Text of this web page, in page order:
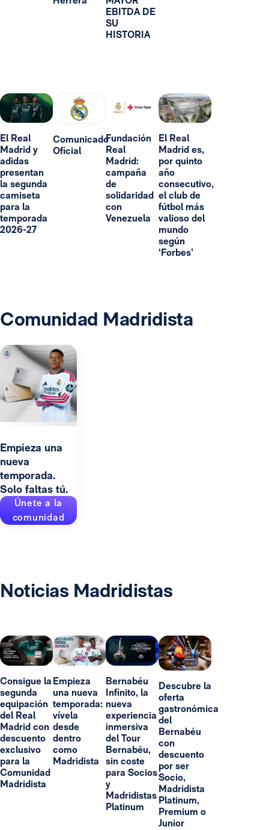
EBITDA DE
SU
HISTORIA
El Real
Madrid y
adidas
presentan
la segunda
camiseta
para la
temporada
2026-27
Comunicado
Oficial
Fundación
Real
Madrid:
campaña
de
solidaridad
con
Venezuela
El Real
Madrid es,
por quinto
año
consecutivo,
el club de
fútbol más
valioso del
mundo
según
‘Forbes’
Comunidad Madridista
Empieza una
nueva
temporada.
Solo faltas tú.
Únete a la
comunidad
Noticias Madridistas
Consigue la
segunda
equipación
del Real
Madrid con
descuento
exclusivo
para la
Comunidad
Madridista
Empieza
una nueva
temporada:
vívela
desde
dentro
como
Madridista
Bernabéu
Infinito, la
nueva
experiencia
inmersiva
del Tour
Bernabéu,
sin coste
para Socios
y
Madridistas
Platinum
Descubre la
oferta
gastronómica
del
Bernabéu
con
descuento
por ser
Socio,
Madridista
Platinum,
Premium o
Junior